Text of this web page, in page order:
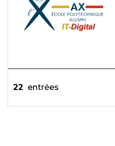
22 entrées